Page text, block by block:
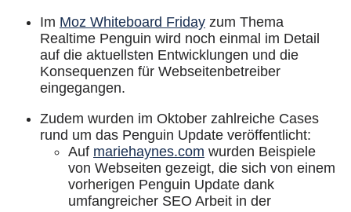
Im Moz Whiteboard Friday zum Thema
Realtime Penguin wird noch einmal im Detail
auf die aktuellsten Entwicklungen und die
Konsequenzen für Webseitenbetreiber
eingegangen.
Zudem wurden im Oktober zahlreiche Cases
rund um das Penguin Update veröffentlicht:
Auf mariehaynes.com wurden Beispiele
von Webseiten gezeigt, die sich von einem
vorherigen Penguin Update dank
umfangreicher SEO Arbeit in der